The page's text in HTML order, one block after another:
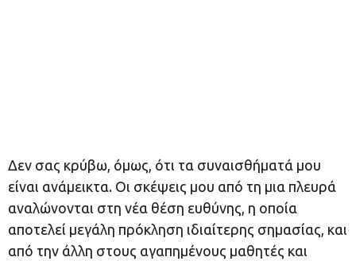
Δεν σας κρύβω, όμως, ότι τα συναισθήματά μου
είναι ανάμεικτα. Οι σκέψεις μου από τη μια πλευρά
αναλώνονται στη νέα θέση ευθύνης, η οποία
αποτελεί μεγάλη πρόκληση ιδιαίτερης σημασίας, και
από την άλλη στους αγαπημένους μαθητές και